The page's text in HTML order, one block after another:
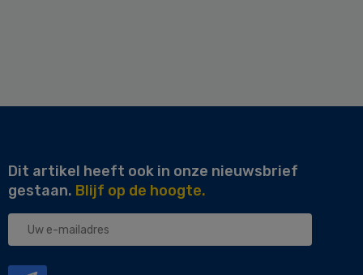
Dit artikel heeft ook in onze nieuwsbrief
gestaan. Blijf op de hoogte.
Uw